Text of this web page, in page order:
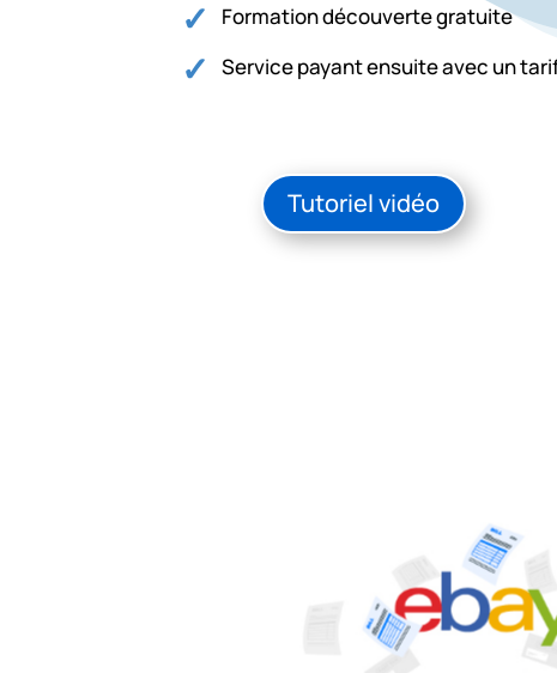
Formation découverte gratuite
Service payant ensuite avec un
Tutoriel vidéo